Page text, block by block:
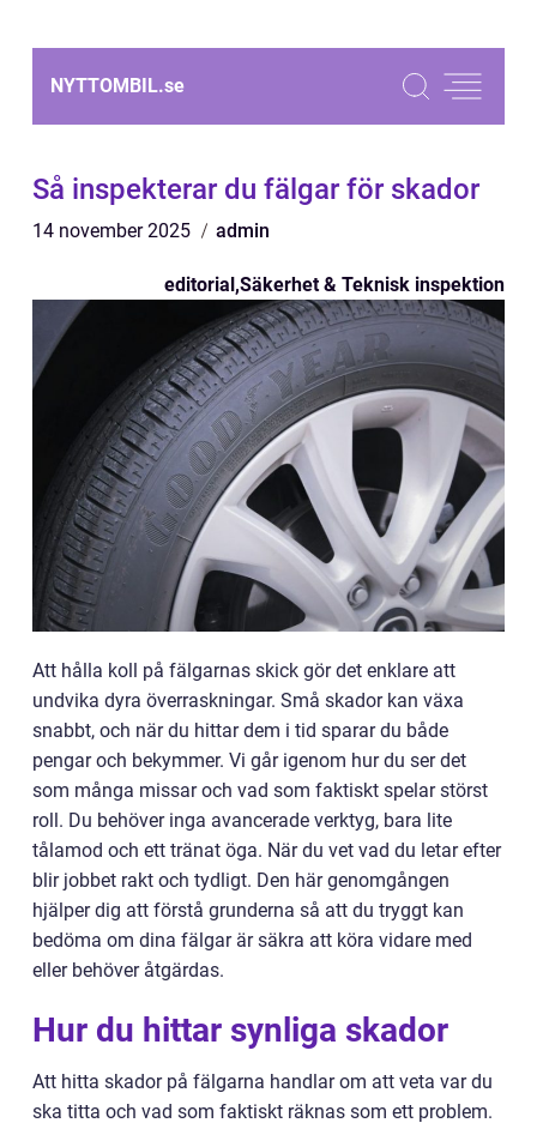
NYTTOMBIL.se
Så inspekterar du fälgar för skador
14 november 2025 admin
editorial,Säkerhet & Teknisk inspektion
Att hålla koll på fälgarnas skick gör det enklare att
undvika dyra överraskningar. Små skador kan växa
snabbt, och när du hittar dem i tid sparar du både
pengar och bekymmer. Vi går igenom hur du ser det
som många missar och vad som faktiskt spelar störst
roll. Du behöver inga avancerade verktyg, bara lite
tålamod och ett tränat öga. När du vet vad du letar efter
blir jobbet rakt och tydligt. Den här genomgången
hjälper dig att förstå grunderna så att du tryggt kan
bedöma om dina fälgar är säkra att köra vidare med
eller behöver åtgärdas.
Hur du hittar synliga skador
Att hitta skador på fälgarna handlar om att veta var du
ska titta och vad som faktiskt räknas som ett problem.